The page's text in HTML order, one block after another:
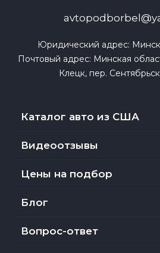
Юридический адрес:
Почтовый адрес: Минская
Клецк, пер.
Каталог авто из США
Видеоотзывы
Цены на подбор
Блог
Вопрос-ответ